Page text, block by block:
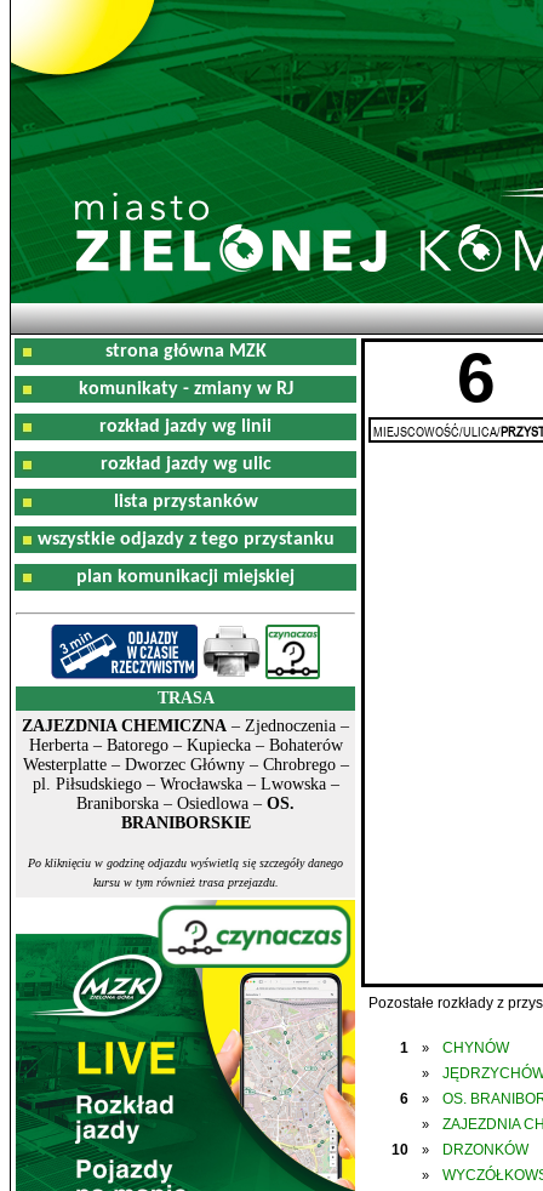
strona główna MZK
komunikaty - zmiany w RJ
rozkład jazdy wg linii
rozkład jazdy wg ulic
lista przystanków
wszystkie odjazdy z tego przystanku
plan komunikacji miejskiej
TRASA
ZAJEZDNIA CHEMICZNA – Zjednoczenia –
Herberta – Batorego – Kupiecka – Bohaterów
Westerplatte – Dworzec Główny – Chrobrego –
pl. Piłsudskiego – Wrocławska – Lwowska –
Braniborska – Osiedlowa – OS.
BRANIBORSKIE
Po kliknięciu w godzinę odjazdu wyświetlą się szczegóły danego
kursu w tym również trasa przejazdu.
6
MIEJSCOWOŚĆ/ULICA/
Pozostałe rozkłady z
1 » CHYNÓW
»
6
» OS.
»
ZAJEZDNIA
10
» DRZONKÓW
»